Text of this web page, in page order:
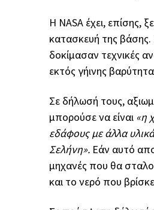
Η NASA έχει, επίσης,
κατασκευή της
δοκίμασαν τεχνικές
εκτός γήινης
Σε δήλωσή τους,
μπορούσε να είναι «η
εδάφους με άλλα
Σελήνη». Εάν αυτό
μηχανές που θα
και το νερό που